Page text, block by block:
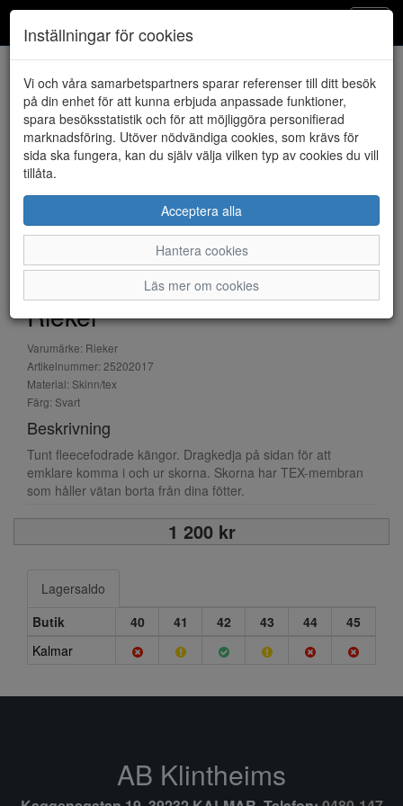
HEM RIEKER
Rieker
Varumärke: Rieker
Artikelnummer: 25202017
Material: Skinn/tex
Färg: Svart
Beskrivning
Tunt fleecefodrade kängor. Dragkedja på sidan för att
emklare komma i och ur skorna. Skorna har TEX-membran
som håller vätan borta från dina fötter.
1 200 kr
Lagersaldo
Butik
40 41 42 43 44
45
Kalmar
Inställningar för cookies
Vi och våra samarbetspartners sparar referenser till ditt besök
på din enhet för att kunna erbjuda anpassade funktioner,
spara besöksstatistik och för att möjliggöra personifierad
marknadsföring. Utöver nödvändiga cookies, som krävs för
sida ska fungera, kan du själv välja vilken typ av cookies du vill
tillåta.
Acceptera alla
Hantera cookies
Läs mer om cookies
AB Klintheims